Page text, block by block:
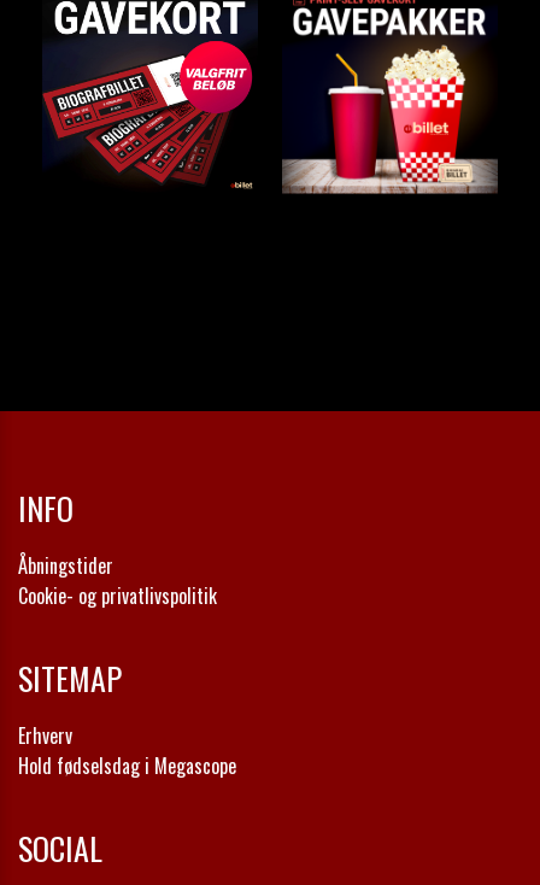
INFO
Åbningstider
Cookie- og privatlivspolitik
SITEMAP
Erhverv
Hold fødselsdag i Megascope
SOCIAL